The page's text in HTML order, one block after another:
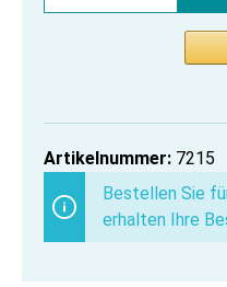
Artikelnummer: 7215
Bestellen Sie
erhalten Ihre